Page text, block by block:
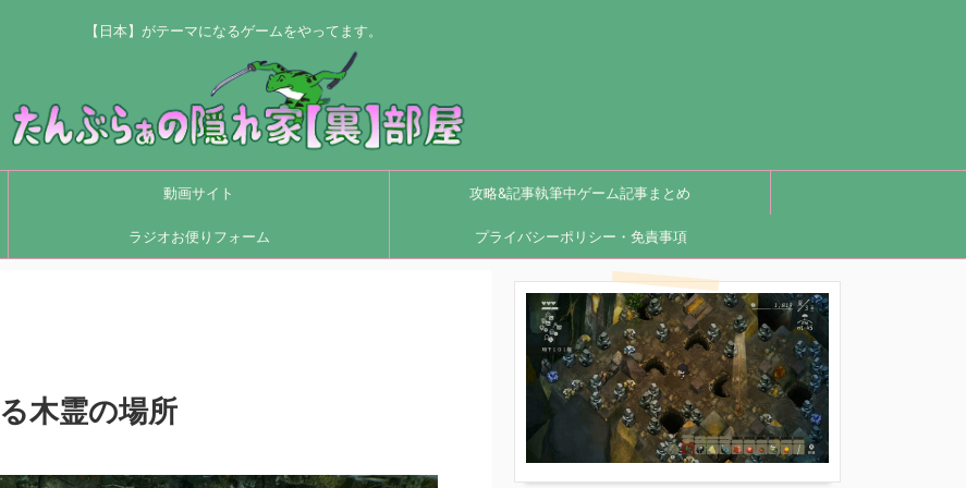
【日本】がテーマになるゲームをやってます。
動画サイト 攻略&記事執筆中ゲーム記事まとめ
ラジオお便りフォーム プライバシーポリシー・免責事項
木霊の場所